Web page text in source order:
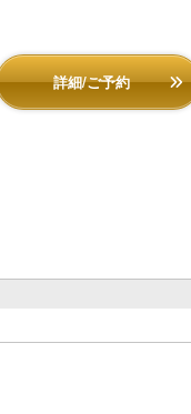
詳細/ご予約